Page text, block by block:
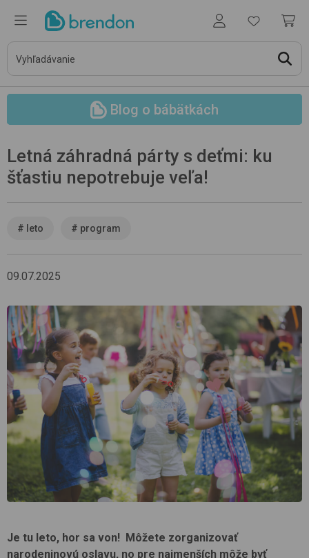
Blog o bábätkách
Letná záhradná párty s deťmi: ku
šťastiu nepotrebuje veľa!
# leto # program
09.07.2025
Je tu leto, hor sa von! Môžete zorganizovať
narodeninovú oslavu, no pre najmenších môže byť